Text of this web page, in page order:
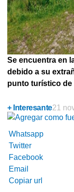
Se encuentra en
debido a su
punto turístico de
+ Interesante21
Whatsapp
Twitter
Facebook
Email
Copiar url